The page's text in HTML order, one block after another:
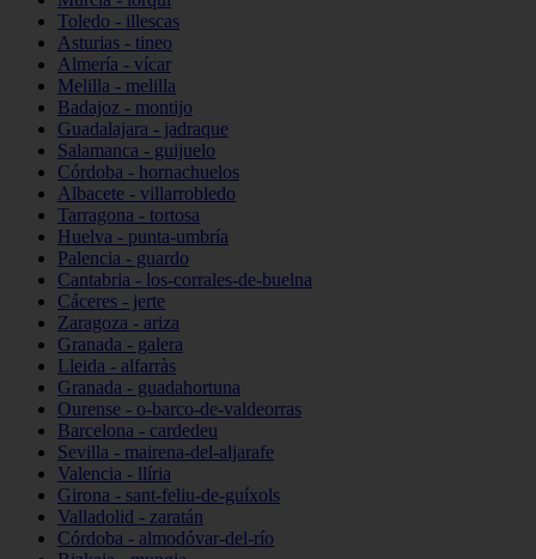
Toledo - illescas
Asturias - tineo
Almería - vícar
Melilla - melilla
Badajoz - montijo
Guadalajara - jadraque
Salamanca - guijuelo
Córdoba - hornachuelos
Albacete - villarrobledo
Tarragona - tortosa
Huelva - punta-umbría
Palencia - guardo
Cantabria - los-corrales-de-buelna
Cáceres - jerte
Zaragoza - ariza
Granada - galera
Lleida - alfarràs
Granada - guadahortuna
Ourense - o-barco-de-valdeorras
Barcelona - cardedeu
Sevilla - mairena-del-aljarafe
Valencia - llíria
Girona - sant-feliu-de-guíxols
Valladolid - zaratán
Córdoba - almodóvar-del-río